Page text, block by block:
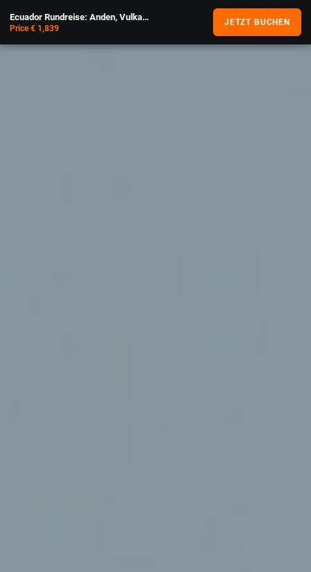
Ecuador Rundreise: Anden, Vulkane & Kultur
Price € 1,839
JETZT BUCHEN